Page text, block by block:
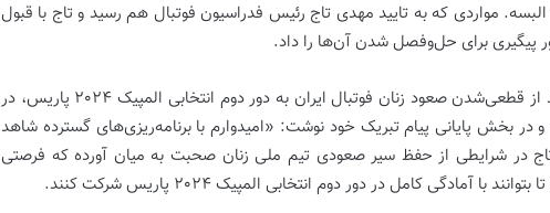
مواردی که به تایید مهدی تاج رئیس فدراسیون فوتبال هم رسید و تاج با قبول
پیگیری برای حل‌وفصل شدن آن‌ها را داد.
مهدی تاج روز گذشته هم بلافاصله بعد از قطعی‌شدن صعود زنان فوتبال ایران به دور دوم انتخابی المپیک 2024 پاریس، در
در بخش پایانی پیام تبریک خود نوشت: «امیدوارم با برنامه‌ریزی‌های گسترده شاهد
در شرایطی از حفظ سیر صعودی تیم ملی زنان صحبت به میان آورده که فرصتی